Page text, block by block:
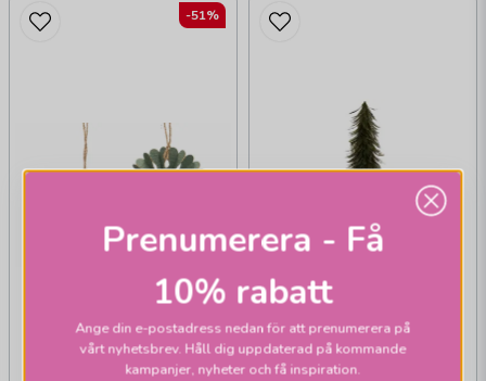
-51%
A LOT DECORATION
Prenumerera - Få
10% rabatt
Ange din e-postadress nedan för att prenumerera på
vårt nyhetsbrev. Håll dig uppdaterad på kommande
kampanjer, nyheter och få inspiration.